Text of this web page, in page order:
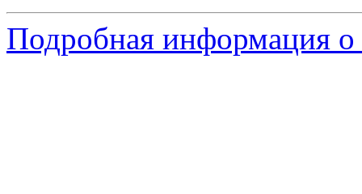
Подробная информация о